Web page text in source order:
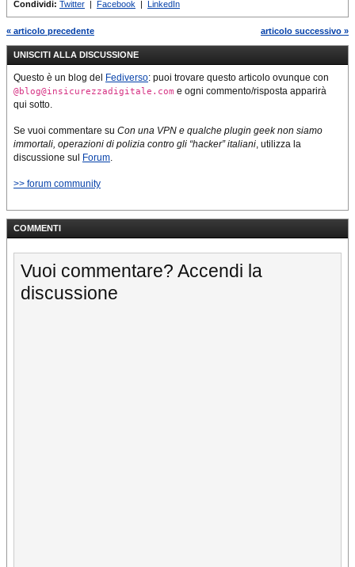
Condividi: Twitter Facebook LinkedIn
« articolo precedente articolo successivo »
UNISCITI ALLA DISCUSSIONE
Questo è un blog del Fediverso: puoi trovare questo articolo ovunque con
@blog@insicurezzadigitale.com e ogni commento/risposta apparirà
qui sotto.
Se vuoi commentare su Con una VPN e qualche plugin geek non siamo
immortali, operazioni di polizia contro gli “hacker” italiani, utilizza la
discussione sul
Forum.
>> forum community
COMMENTI
Vuoi commentare? Accendi la
discussione